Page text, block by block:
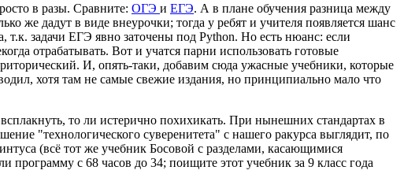
в разы. Сравните: ОГЭ и ЕГЭ. А в плане обучения разница между
же дадут в виде внеурочки; тогда у ребят и учителя появляется шанс
т.к. задачи ЕГЭ явно заточены под Python. Но есть нюанс: если
отрабатывать. Вот и учатся парни использовать готовые
И, опять-таки, добавим сюда ужасные учебники, которые
хотя там не самые свежие издания, но принципиально мало что
то ли истерично похихикать. При нынешних стандартах в
"технологического суверенитета" с нашего ракурса выглядит, по
(всё тот же учебник Босовой с разделами, касающимися
с 68 часов до 34; поищите этот учебник за 9 класс года